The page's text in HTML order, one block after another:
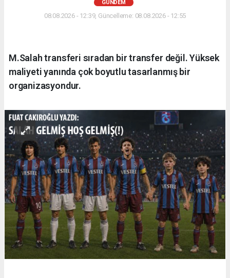
GÜNDEM
08.08.2026 - 12:39, Güncelleme: 08.08.2026 - 12:55
M.Salah transferi sıradan bir transfer değil. Yüksek
maliyeti yanında çok boyutlu tasarlanmış bir
organizasyondur.